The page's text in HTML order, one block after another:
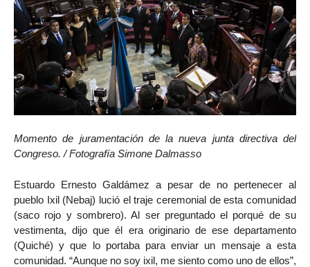
Momento de juramentación de la nueva junta directiva del
Congreso. / Fotografía Simone Dalmasso
Estuardo Ernesto Galdámez a pesar de no pertenecer al
pueblo Ixil (Nebaj) lució el traje ceremonial de esta comunidad
(saco rojo y sombrero). Al ser preguntado el porqué de su
vestimenta, dijo que él era originario de ese departamento
(Quiché) y que lo portaba para enviar un mensaje a esta
comunidad. “Aunque no soy ixil, me siento como uno de ellos”,